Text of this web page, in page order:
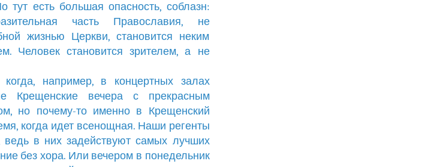
тут есть большая опасность, соблазн:
часть Православия, не
жизнью Церкви, становится неким
Человек становится зрителем, а не
например, в концертных залах
Крещенские вечера с прекрасным
но почему-то именно в Крещенский
когда идет всенощная. Наши регенты
ведь в них задействуют самых лучших
без хора. Или вечером в понедельник